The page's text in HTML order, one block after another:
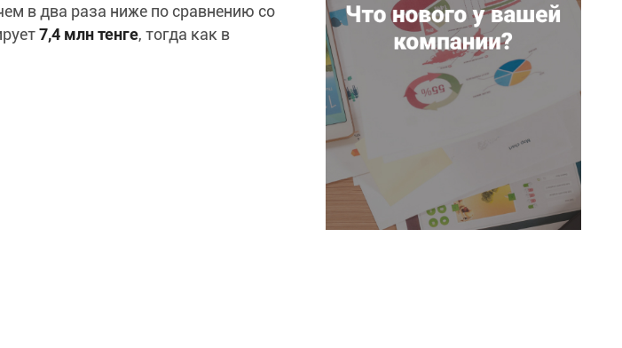
в два раза ниже по сравнению со
7,4 млн тенге, тогда как в